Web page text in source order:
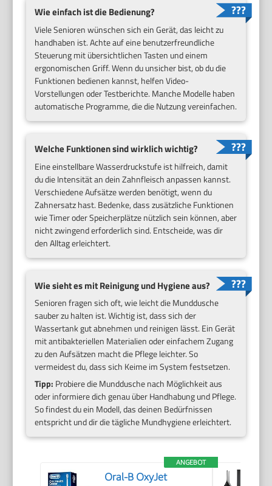
Wie einfach ist die Bedienung?
Viele Senioren wünschen sich ein Gerät, das leicht zu
handhaben ist. Achte auf eine benutzerfreundliche
Steuerung mit übersichtlichen Tasten und einem
ergonomischen Griff. Wenn du unsicher bist, ob du die
Funktionen bedienen kannst, helfen Video-
Vorstellungen oder Testberichte. Manche Modelle haben
automatische Programme, die die Nutzung vereinfachen.
Welche Funktionen sind wirklich wichtig?
Eine einstellbare Wasserdruckstufe ist hilfreich, damit
du die Intensität an dein Zahnfleisch anpassen kannst.
Verschiedene Aufsätze werden benötigt, wenn du
Zahnersatz hast. Bedenke, dass zusätzliche Funktionen
wie Timer oder Speicherplätze nützlich sein können, aber
nicht zwingend erforderlich sind. Entscheide, was dir
den Alltag erleichtert.
Wie sieht es mit Reinigung und Hygiene aus?
Senioren fragen sich oft, wie leicht die Munddusche
sauber zu halten ist. Wichtig ist, dass sich der
Wassertank gut abnehmen und reinigen lässt. Ein Gerät
mit antibakteriellen Materialien oder einfachem Zugang
zu den Aufsätzen macht die Pflege leichter. So
vermeidest du, dass sich Keime im System festsetzen.
Tipp: Probiere die Munddusche nach Möglichkeit aus
oder informiere dich genau über Handhabung und Pflege.
So findest du ein Modell, das deinen Bedürfnissen
entspricht und dir die tägliche Mundhygiene erleichtert.
ANGEBOT
Oral-B OxyJet